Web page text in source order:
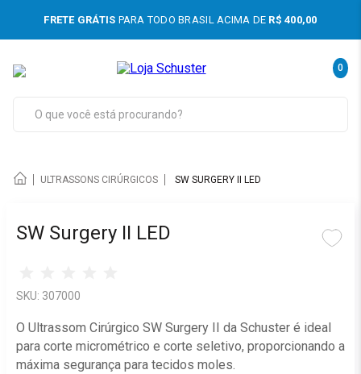
FRETE GRÁTIS PARA TODO BRASIL ACIMA DE R$ 400,00
Odontológicos
e Jatos
Apical e Motor Endodôntico
0
ULTRASSONS CIRÚRGICOS SW SURGERY II LED
SW Surgery II LED
SKU: 307000
O Ultrassom Cirúrgico SW Surgery II da Schuster é ideal
para corte micrométrico e corte seletivo, proporcionando a
máxima segurança para tecidos moles.